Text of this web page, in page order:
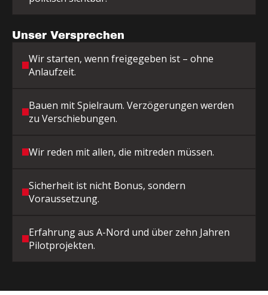
Unser Versprechen
Wir starten, wenn freigegeben ist – ohne
Anlaufzeit.
Bauen mit Spielraum. Verzögerungen werden
zu Verschiebungen.
Wir reden mit allen, die mitreden müssen.
Sicherheit ist nicht Bonus, sondern
Voraussetzung.
Erfahrung aus A-Nord und über zehn Jahren
Pilotprojekten.